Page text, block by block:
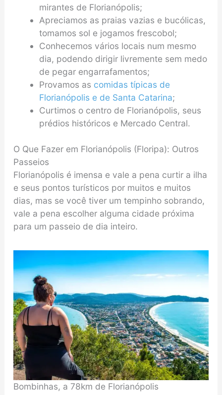
mirantes de Florianópolis;
Apreciamos as praias vazias e bucólicas,
tomamos sol e jogamos frescobol;
Conhecemos vários locais num mesmo
dia, podendo dirigir livremente sem medo
de pegar engarrafamentos;
Provamos as comidas típicas de
Florianópolis e de Santa Catarina;
Curtimos o centro de Florianópolis, seus
prédios históricos e Mercado Central.
O Que Fazer em Florianópolis (Floripa): Outros
Passeios
Florianópolis é imensa e vale a pena curtir a ilha
e seus pontos turísticos por muitos e muitos
dias, mas se você tiver um tempinho sobrando,
vale a pena escolher alguma cidade próxima
para um passeio de dia inteiro.
Bombinhas, a 78km de Florianópolis